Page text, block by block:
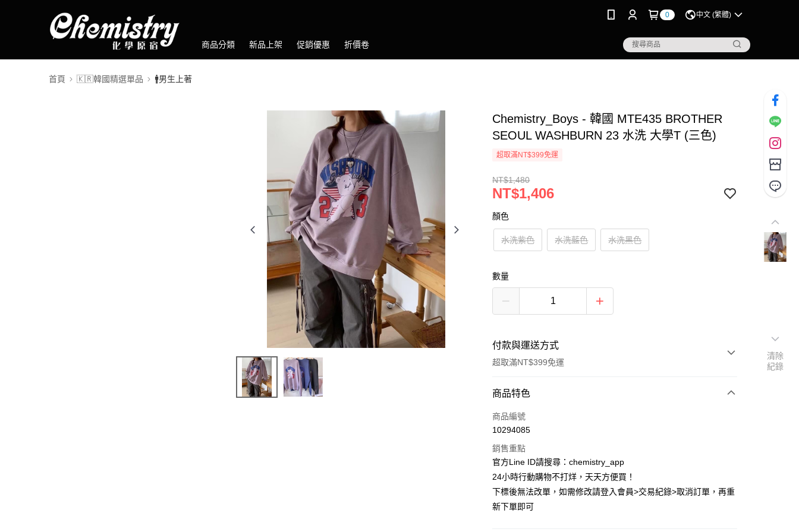
0 中文 (繁體)
商品分類 新品上架 促銷優惠 折價卷
首頁 🇰🇷韓國精選單品 🚹男生上著
Chemistry_Boys - 韓國 MTE435 BROTHER
SEOUL WASHBURN 23 水洗 大學T (三色)
超取滿NT$399免運
NT$1,480
NT$1,406
顏色
水洗紫色 水洗藍色 水洗黑色
數量
付款與運送方式
超取滿NT$399免運
付款方式
信用卡一次付款
LINE Pay
Apple Pay
街口支付
商品特色
商品編號
10294085
銷售重點
官方Line ID請搜尋：chemistry_app
24小時行動購物不打烊，天天方便買！
下標後無法改單，如需修改請登入會員>交易紀錄>取消訂單，再重
新下單即可
清除
紀錄